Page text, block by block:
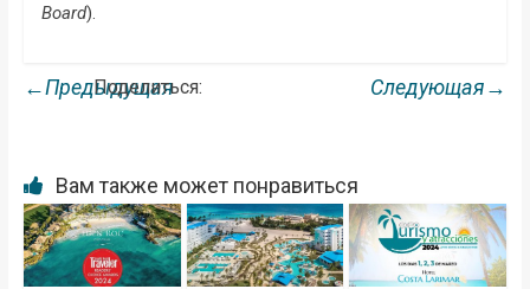
Board).
←Предыдущая Следующая→
Поделиться:
Вам также может понравиться